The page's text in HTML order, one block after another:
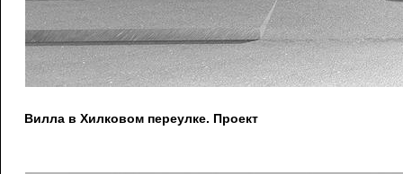
Вилла в Хилковом переулке. Проект